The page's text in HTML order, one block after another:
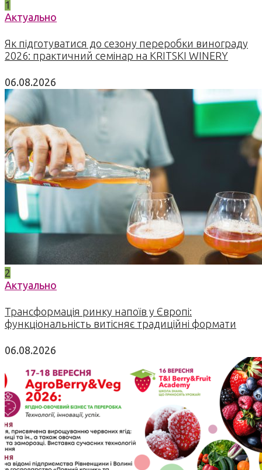
1
Актуально
Як підготуватися до сезону переробки винограду
2026: практичний семінар на KRITSKI WINERY
06.08.2026
2
Актуально
Трансформація ринку напоїв у Європі:
функціональність витісняє традиційні формати
06.08.2026